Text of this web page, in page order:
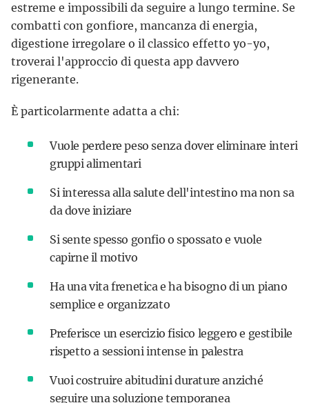
estreme e impossibili da seguire a lungo termine. Se
combatti con gonfiore, mancanza di energia,
digestione irregolare o il classico effetto yo-yo,
troverai l'approccio di questa app davvero
rigenerante.
È particolarmente adatta a chi:
Vuole perdere peso senza dover eliminare interi
gruppi alimentari
Si interessa alla salute dell'intestino ma non sa
da dove iniziare
Si sente spesso gonfio o spossato e vuole
capirne il motivo
Ha una vita frenetica e ha bisogno di un piano
semplice e organizzato
Preferisce un esercizio fisico leggero e gestibile
rispetto a sessioni intense in palestra
Vuoi costruire abitudini durature anziché
seguire una soluzione temporanea